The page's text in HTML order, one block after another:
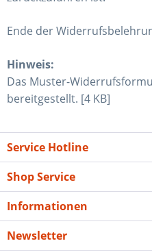
Ende der
Hinweis:
Das Muster-
bereitgestellt. [4 KB]
Service Hotline
Shop Service
Informationen
Newsletter